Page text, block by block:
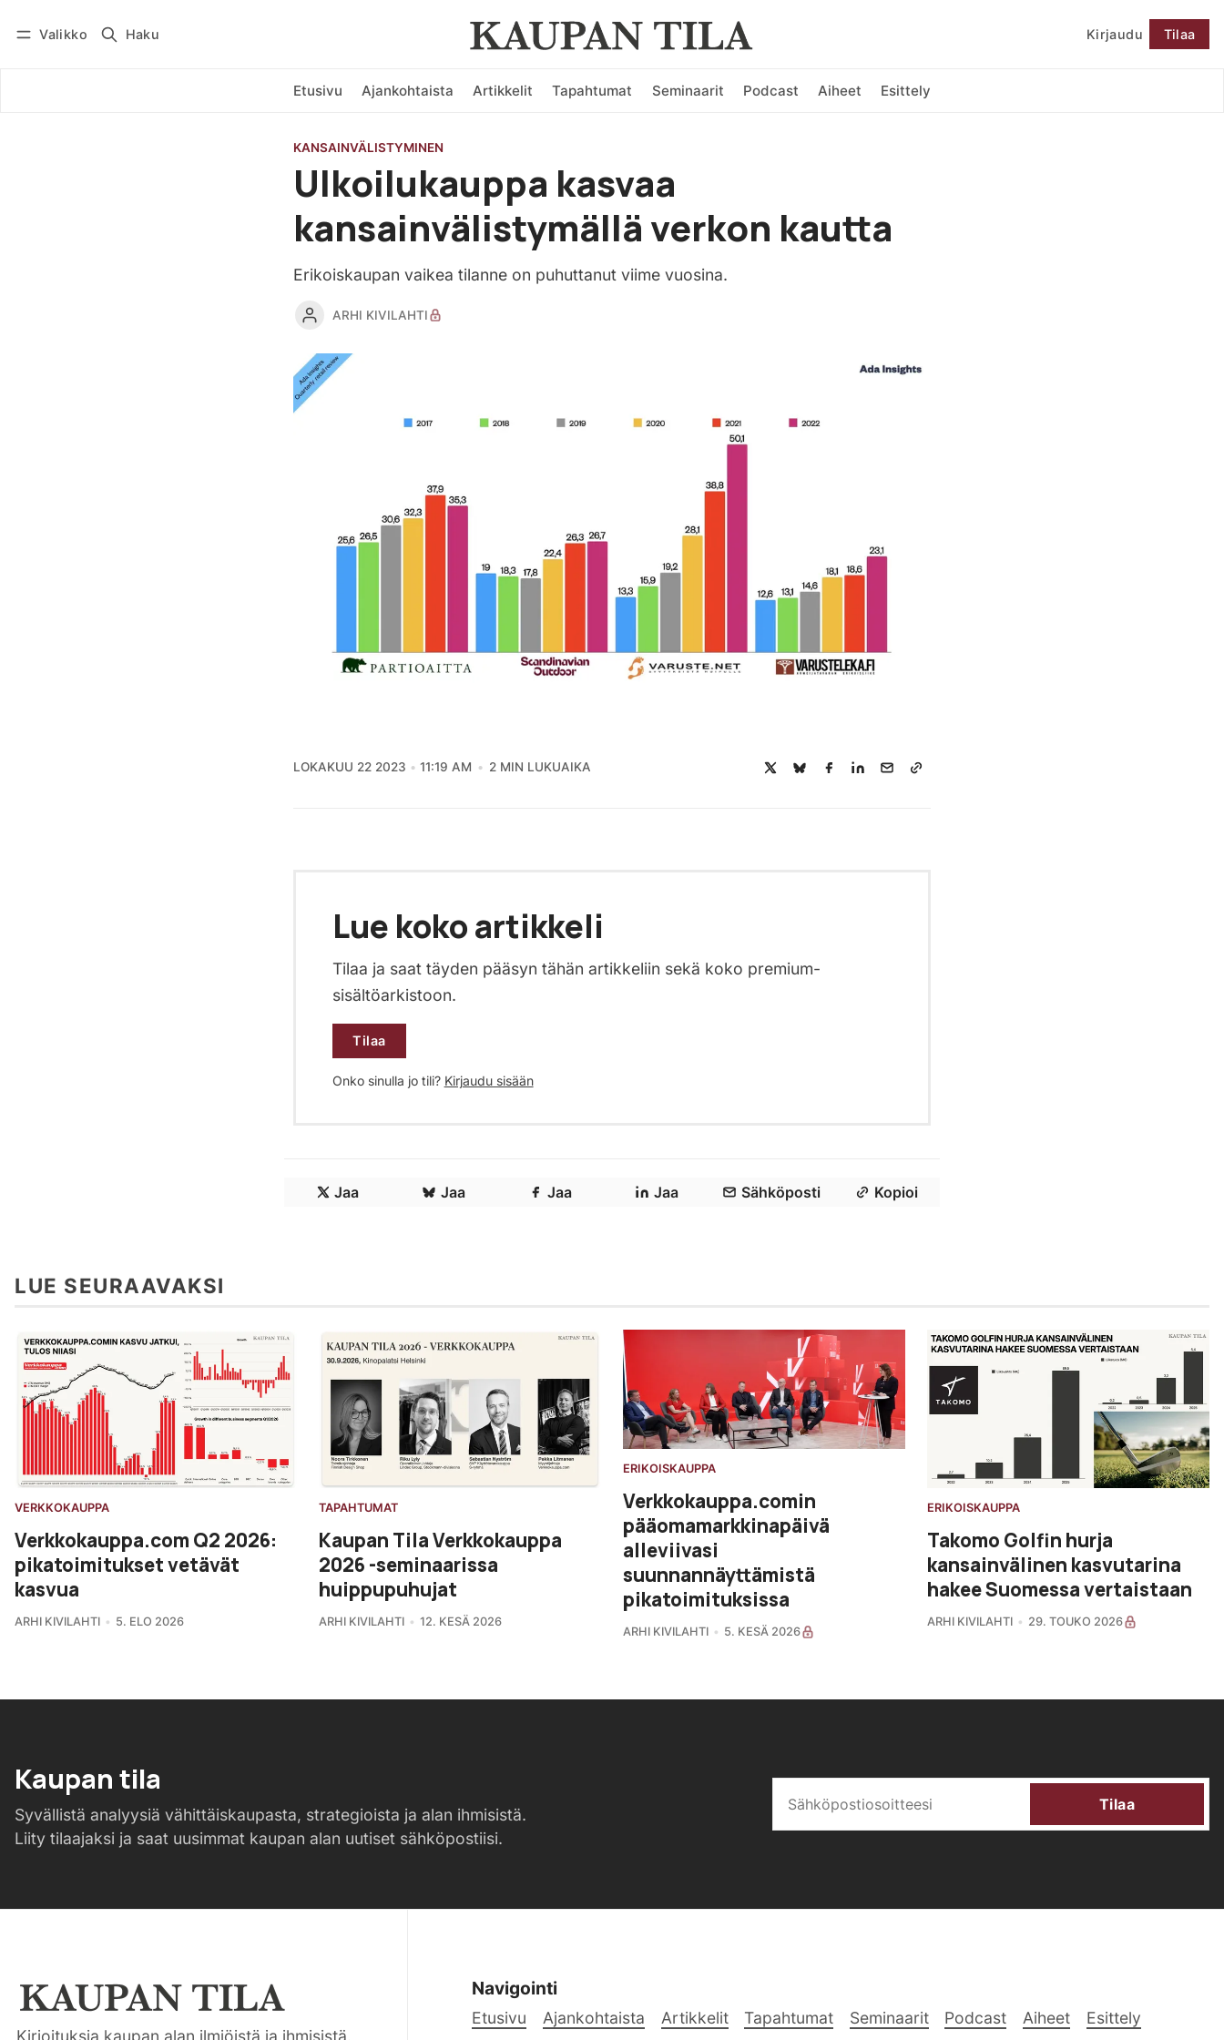
Valikko Haku Kirjaudu Tilaa
Etusivu Ajankohtaista Artikkelit Tapahtumat Seminaarit Podcast Aiheet Esittely
Seuraa
KANSAINVÄLISTYMINEN
Ulkoilukauppa kasvaa
kansainvälistymällä verkon kautta
Erikoiskaupan vaikea tilanne on puhuttanut viime vuosina.
ARHI KIVILAHTI
LOKAKUU 22 2023 11:19 AM 2 MIN LUKUAIKA
Lue koko artikkeli
Tilaa ja saat täyden pääsyn tähän artikkeliin sekä koko premium-
sisältöarkistoon.
Tilaa
Onko sinulla jo tili? Kirjaudu sisään
Jaa Jaa Jaa Jaa Sähköposti Kopioi
LUE SEURAAVAKSI
VERKKOKAUPPA
Verkkokauppa.com Q2 2026:
pikatoimitukset vetävät
kasvua
ARHI KIVILAHTI 5. ELO 2026
TAPAHTUMAT
Kaupan Tila Verkkokauppa
2026 -seminaarissa
huippupuhujat
ARHI KIVILAHTI 12. KESÄ 2026
ERIKOISKAUPPA
Verkkokauppa.comin
pääomamarkkinapäivä
alleviivasi
suunnannäyttämistä
pikatoimituksissa
ARHI KIVILAHTI 5. KESÄ 2026
ERIKOISKAUPPA
Takomo Golfin hurja
kansainvälinen kasvutarina
hakee Suomessa vertaistaan
ARHI KIVILAHTI 29. TOUKO 2026
Kaupan tila
Syvällistä analyysiä vähittäiskaupasta, strategioista ja alan ihmisistä.
Liity tilaajaksi ja saat uusimmat kaupan alan uutiset sähköpostiisi.
Tilaa
Navigointi
Etusivu Ajankohtaista Artikkelit Tapahtumat Seminaarit Podcast Aiheet Esittely